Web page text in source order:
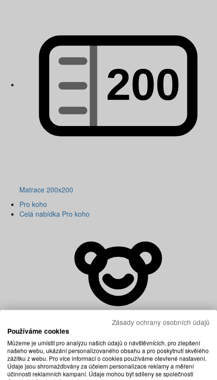
Matrace 200x200
Pro koho
Celá nabídka Pro koho
Zásady ochrany osobních údajů
Používáme cookies
Můžeme je umístit pro analýzu našich údajů o návštěvnících, pro zlepšení
našeho webu, ukázání personalizovaného obsahu a pro poskytnutí skvělého
zážitku z webu. Pro více informací o cookies používáme otevřené nastavení.
Údaje jsou shromažďovány za účelem personalizace reklamy a měření
účinnosti reklamních kampaní. Údaje mohou být sdíleny se společností